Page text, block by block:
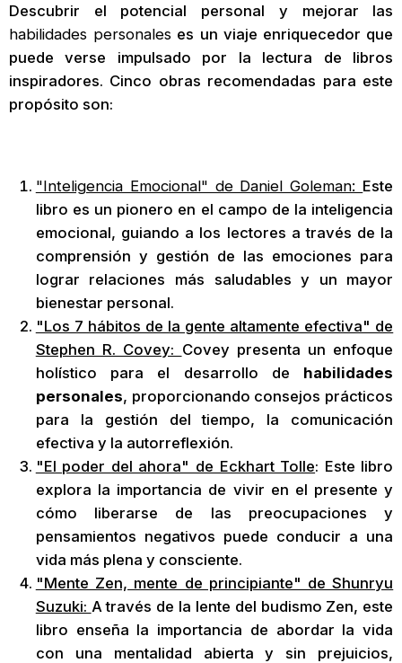
Descubrir el potencial personal y mejorar las
habilidades personales es un viaje enriquecedor que
puede verse impulsado por la lectura de libros
inspiradores. Cinco obras recomendadas para este
propósito son:
"Inteligencia Emocional" de Daniel Goleman: Este
libro es un pionero en el campo de la inteligencia
emocional, guiando a los lectores a través de la
comprensión y gestión de las emociones para
lograr relaciones más saludables y un mayor
bienestar personal.
"Los 7 hábitos de la gente altamente efectiva" de
Stephen R. Covey: Covey presenta un enfoque
holístico para el desarrollo de habilidades
personales, proporcionando consejos prácticos
para la gestión del tiempo, la comunicación
efectiva y la autorreflexión.
"El poder del ahora" de Eckhart Tolle: Este libro
explora la importancia de vivir en el presente y
cómo liberarse de las preocupaciones y
pensamientos negativos puede conducir a una
vida más plena y consciente.
"Mente Zen, mente de principiante" de Shunryu
Suzuki: A través de la lente del budismo Zen, este
libro enseña la importancia de abordar la vida
con una mentalidad abierta y sin prejuicios,